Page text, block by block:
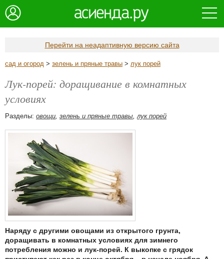
Перейти на неадаптивную версию сайта
сад и огород > зелень и пряные травы > лук порей
Лук-порей: доращивание в комнатных
условиях
Разделы: овощи, зелень и пряные травы,лук порей
Наряду с другими овощами из открытого грунта,
доращивать в комнатных условиях для зимнего
потребления можно и лук-порей. К выкопке с грядок